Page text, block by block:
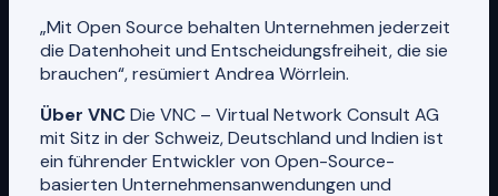
„Mit Open Source behalten Unternehmen jederzeit
die Datenhoheit und Entscheidungsfreiheit, die sie
brauchen“, resümiert Andrea Wörrlein.
Über VNCDie VNC – Virtual Network Consult AG
mit Sitz in der Schweiz, Deutschland und Indien ist
ein führender Entwickler von Open-Source-
basierten Unternehmensanwendungen und